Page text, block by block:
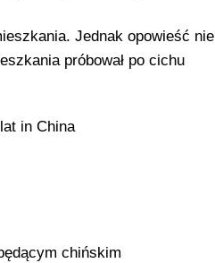
Jednak opowieść nie
próbował po cichu
in China
chińskim